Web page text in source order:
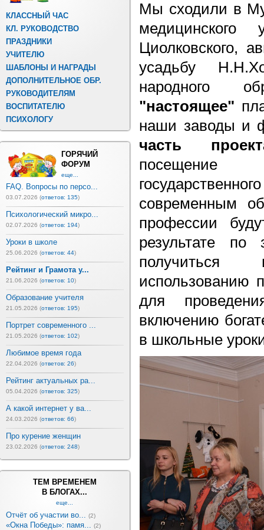
КЛАССНЫЙ ЧАС
КЛ. РУКОВОДСТВО
ПРАЗДНИКИ
УЧИТЕЛЮ
ШАБЛОНЫ И НАГРАДЫ
ДОПОЛНИТЕЛЬНОЕ ОБР.
РУКОВОДИТЕЛЯМ
ВОСПИТАТЕЛЮ
ПСИХОЛОГУ
ГОРЯЧИЙ
ФОРУМ
еще...
FAQ. Вопросы по персо...
03.07.2026 (ответов: 135)
Психологический микро...
02.07.2026 (ответов: 194)
Уроки в школе
25.06.2026 (ответов: 44)
Рейтинг и Грамота у...
21.06.2026 (ответов: 10)
Образование учителя
21.05.2026 (ответов: 195)
Портрет современного ...
21.05.2026 (ответов: 102)
Любимое время года
22.04.2026 (ответов: 26)
Рейтинг актуальных ра...
05.04.2026 (ответов: 325)
А какой интернет у ва...
24.03.2026 (ответов: 66)
Про курение женщин
23.02.2026 (ответов: 248)
ТЕМ ВРЕМЕНЕМ
В БЛОГАХ...
еще...
Отчёт об участии во... (2)
«Окна Победы»: памя... (2)
Мы сходили в
Циолковского,
усадьбу
народного
"настоящее"
наши заводы и
часть
посещение
современным
профессии
результате по
использованию
для
включению
в школьные